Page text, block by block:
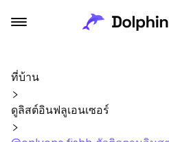
ที่บ้าน
ดูลิสต์อินฟลูเอนเซอร์